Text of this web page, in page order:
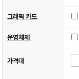
그래픽 카드
운영체제
가격대